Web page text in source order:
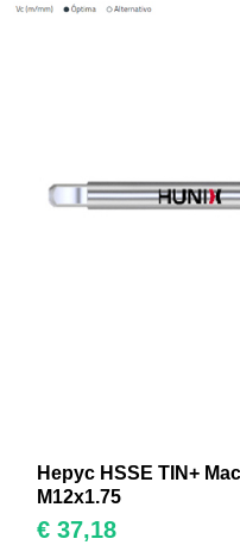
Hepyc HSSE TIN+
M12x1.75
€ 37,18